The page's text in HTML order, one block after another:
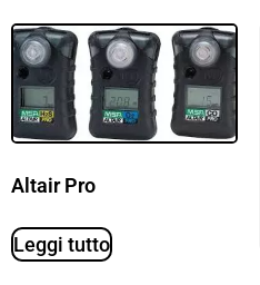
Altair Pro
Leggi tutto